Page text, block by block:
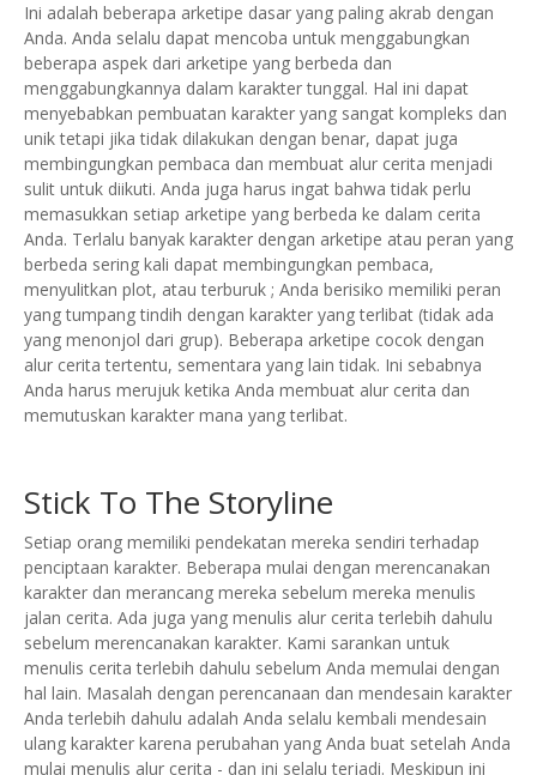
Ini adalah beberapa arketipe dasar yang paling akrab dengan
Anda. Anda selalu dapat mencoba untuk menggabungkan
beberapa aspek dari arketipe yang berbeda dan
menggabungkannya dalam karakter tunggal. Hal ini dapat
menyebabkan pembuatan karakter yang sangat kompleks dan
unik tetapi jika tidak dilakukan dengan benar, dapat juga
membingungkan pembaca dan membuat alur cerita menjadi
sulit untuk diikuti. Anda juga harus ingat bahwa tidak perlu
memasukkan setiap arketipe yang berbeda ke dalam cerita
Anda. Terlalu banyak karakter dengan arketipe atau peran yang
berbeda sering kali dapat membingungkan pembaca,
menyulitkan plot, atau terburuk ; Anda berisiko memiliki peran
yang tumpang tindih dengan karakter yang terlibat (tidak ada
yang menonjol dari grup). Beberapa arketipe cocok dengan
alur cerita tertentu, sementara yang lain tidak. Ini sebabnya
Anda harus merujuk ketika Anda membuat alur cerita dan
memutuskan karakter mana yang terlibat.
Stick To The Storyline
Setiap orang memiliki pendekatan mereka sendiri terhadap
penciptaan karakter. Beberapa mulai dengan merencanakan
karakter dan merancang mereka sebelum mereka menulis
jalan cerita. Ada juga yang menulis alur cerita terlebih dahulu
sebelum merencanakan karakter. Kami sarankan untuk
menulis cerita terlebih dahulu sebelum Anda memulai dengan
hal lain. Masalah dengan perencanaan dan mendesain karakter
Anda terlebih dahulu adalah Anda selalu kembali mendesain
ulang karakter karena perubahan yang Anda buat setelah Anda
mulai menulis alur cerita - dan ini selalu terjadi. Meskipun ini